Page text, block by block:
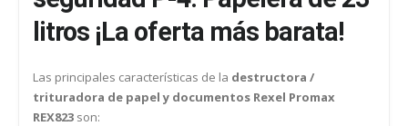
litros ¡La oferta más barata!
Las principales características de la destructora /
trituradora de papel y documentos Rexel Promax
REX823 son: